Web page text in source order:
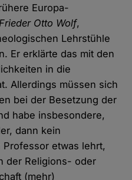
Europa-
Otto Wolf,
Lehrstühle
Er erklärte das mit den
in die
Allerdings müssen sich
bei der Besetzung der
habe insbesondere,
dann kein
etwas lehrt,
der Religions- oder
(mehr)